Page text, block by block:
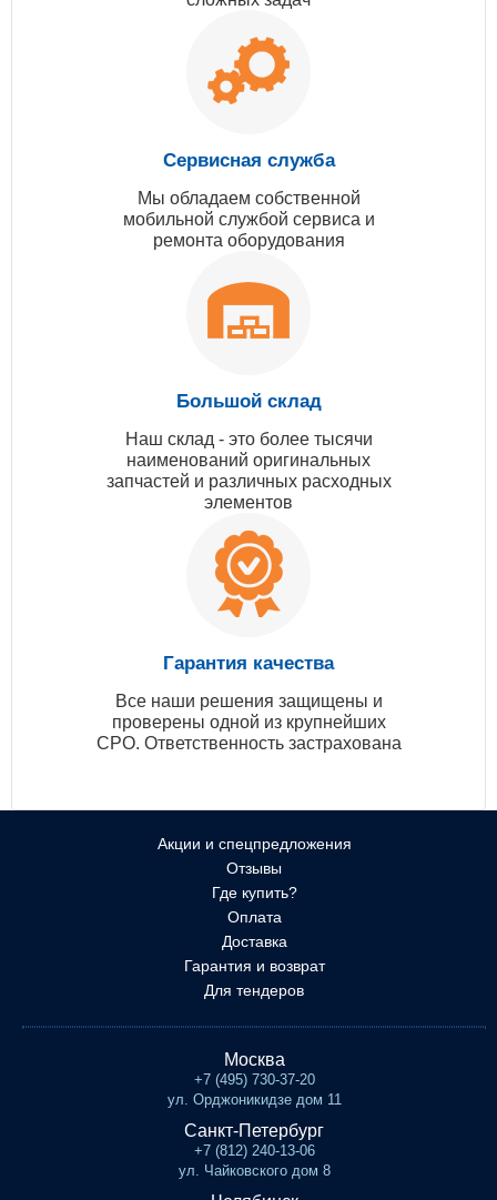
Сервисная служба
Мы обладаем собственной
мобильной службой сервиса и
ремонта оборудования
Большой склад
Наш склад - это более тысячи
наименований оригинальных
запчастей и различных расходных
элементов
Гарантия качества
Все наши решения защищены и
проверены одной из крупнейших
СРО. Ответственность застрахована
Акции и спецпредложения
Отзывы
Где купить?
Оплата
Доставка
Гарантия и возврат
Для тендеров
Москва
+7 (495) 730-37-20
ул. Орджоникидзе дом 11
Санкт-Петербург
+7 (812) 240-13-06
ул. Чайковского дом 8